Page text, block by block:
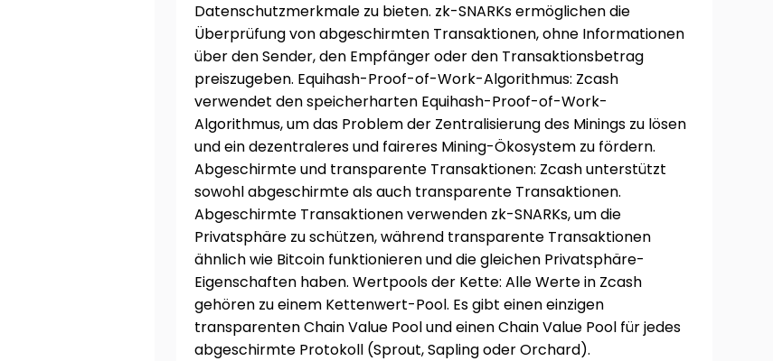
Datenschutzmerkmale zu bieten. zk-SNARKs ermöglichen die
Überprüfung von abgeschirmten Transaktionen, ohne Informationen
über den Sender, den Empfänger oder den Transaktionsbetrag
preiszugeben. Equihash-Proof-of-Work-Algorithmus: Zcash
verwendet den speicherharten Equihash-Proof-of-Work-
Algorithmus, um das Problem der Zentralisierung des Minings zu lösen
und ein dezentraleres und faireres Mining-Ökosystem zu fördern.
Abgeschirmte und transparente Transaktionen: Zcash unterstützt
sowohl abgeschirmte als auch transparente Transaktionen.
Abgeschirmte Transaktionen verwenden zk-SNARKs, um die
Privatsphäre zu schützen, während transparente Transaktionen
ähnlich wie Bitcoin funktionieren und die gleichen Privatsphäre-
Eigenschaften haben. Wertpools der Kette: Alle Werte in Zcash
gehören zu einem Kettenwert-Pool. Es gibt einen einzigen
transparenten Chain Value Pool und einen Chain Value Pool für jedes
abgeschirmte Protokoll (Sprout, Sapling oder Orchard).